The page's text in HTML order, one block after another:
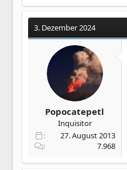
3. Dezember 2024
Popocatepetl
Inquisitor
27. August 2013
7.968